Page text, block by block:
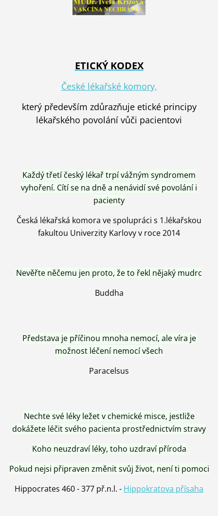
ETICKÝ KODEX
České lékařské komory,
který především zdůrazňuje etické principy
lékařského povolání vůči pacientovi
Každý třetí český lékař trpí vážným syndromem
vyhoření. Cítí se na dně a nenávidí své povolání i
pacienty
Česká lékařská komora ve spolupráci s 1.lékařskou
fakultou Univerzity Karlovy v roce 2014
Nevěřte něčemu jen proto, že to řekl nějaký mudrc
Buddha
Představa je příčinou mnoha nemocí, ale víra je
možnost léčení nemocí všech
Paracelsus
Nechte své léky ležet v chemické misce, jestliže
dokážete léčit svého pacienta prostřednictvím stravy
Koho neuzdraví léky, toho uzdraví příroda
Pokud nejsi připraven změnit svůj život, není ti pomoci
Hippocrates 460 - 377 př.n.l. - Hippokratova přísaha